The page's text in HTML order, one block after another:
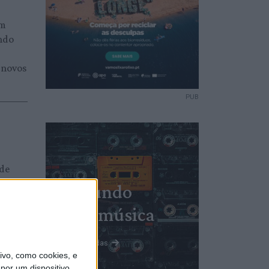
como cookies, e
do
PUB
Mundo
da música
Ver todas